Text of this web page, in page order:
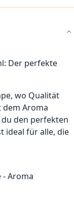
Der perfekte
wo Qualität
Aroma
den perfekten
ideal für alle, die
- Aroma